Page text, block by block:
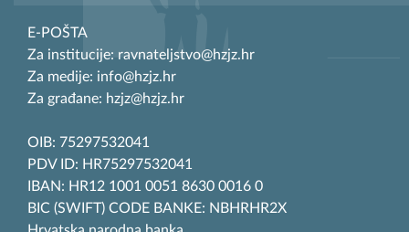
E-POŠTA
Za institucije: ravnateljstvo@hzjz.hr
Za medije: info@hzjz.hr
Za građane: hzjz@hzjz.hr
OIB: 75297532041
PDV ID: HR75297532041
IBAN: HR12 1001 0051 8630 0016 0
BIC (SWIFT) CODE BANKE: NBHRHR2X